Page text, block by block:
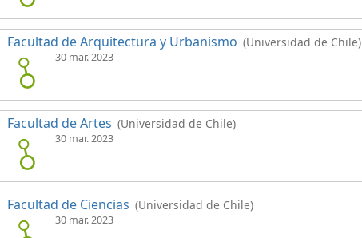
Facultad de Arquitectura y Urbanismo (Universidad de Chile)
30 mar. 2023
Facultad de Artes (Universidad de Chile)
30 mar. 2023
Facultad de Ciencias (Universidad de Chile)
30 mar. 2023